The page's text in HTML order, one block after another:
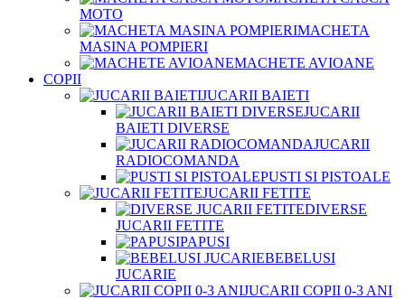
MOTO
MACHETA
MASINA POMPIERI
MACHETE AVIOANE
COPII
JUCARII BAIETI
JUCARII
BAIETI DIVERSE
JUCARII
RADIOCOMANDA
PUSTI SI PISTOALE
JUCARII FETITE
DIVERSE
JUCARII FETITE
PAPUSI
BEBELUSI
JUCARIE
JUCARII COPII 0-3 ANI